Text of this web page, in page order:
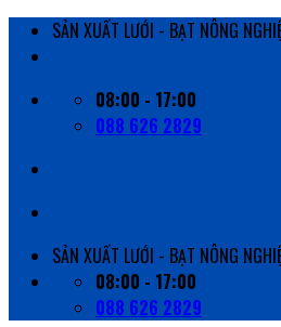
Skip
SẢN XUẤT LƯỚI - BẠT NÔNG
08:00 - 17:00
088 626 2829
SẢN XUẤT LƯỚI - BẠT NÔNG
08:00 - 17:00
088 626 2829